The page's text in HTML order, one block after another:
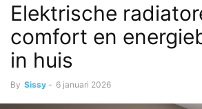
Elektrische
comfort en
in huis
By Sissy - 6 januari 2026